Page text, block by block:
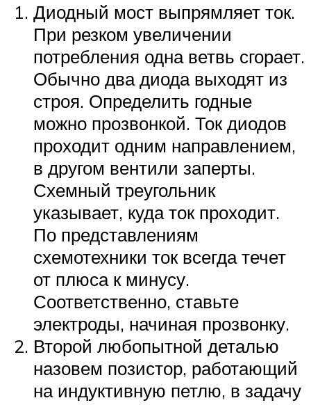
Диодный мост выпрямляет ток.
При резком увеличении
потребления одна ветвь сгорает.
Обычно два диода выходят из
строя. Определить годные
можно прозвонкой. Ток диодов
проходит одним направлением,
в другом вентили заперты.
Схемный треугольник
указывает, куда ток проходит.
По представлениям
схемотехники ток всегда течет
от плюса к минусу.
Соответственно, ставьте
электроды, начиная прозвонку.
Второй любопытной деталью
назовем позистор, работающий
на индуктивную петлю, в задачу